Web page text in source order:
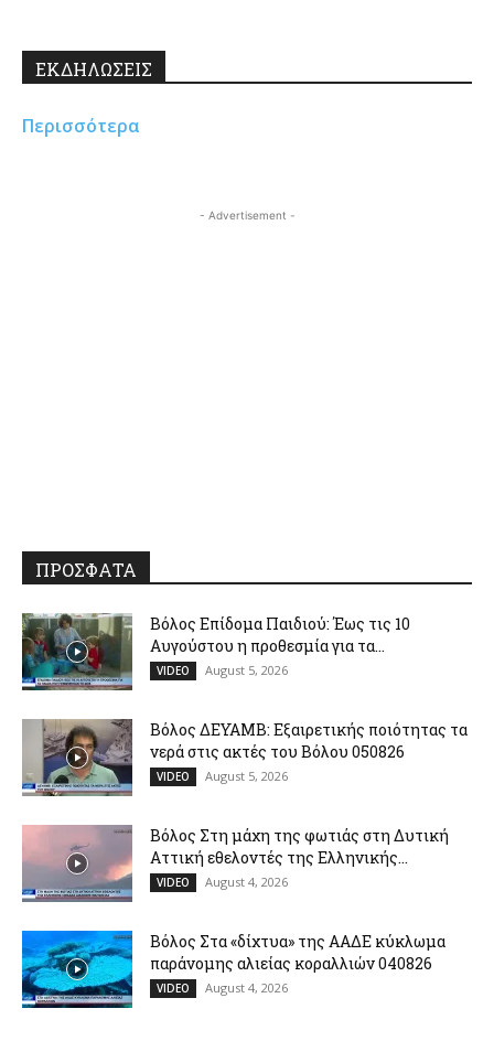
ΕΚΔΗΛΩΣΕΙΣ
Περισσότερα
- Advertisement -
ΠΡΟΣΦΑΤΑ
Βόλος Επίδομα Παιδιού: Έως τις 10
Αυγούστου η προθεσμία για τα...
VIDEO August 5, 2026
Βόλος ΔΕΥΑΜΒ: Εξαιρετικής ποιότητας τα
νερά στις ακτές του Βόλου 050826
VIDEO August 5, 2026
Βόλος Στη μάχη της φωτιάς στη Δυτική
Αττική εθελοντές της Ελληνικής...
VIDEO August 4, 2026
Βόλος Στα «δίχτυα» της ΑΑΔΕ κύκλωμα
παράνομης αλιείας κοραλλιών 040826
VIDEO August 4, 2026